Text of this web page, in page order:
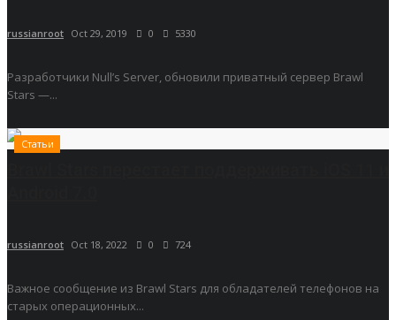
russianroot Oct 29, 2019 0 5330
Разработчики Null’s Server, обновили приватный сервер Brawl
Stars —...
Статьи
russianroot Oct 18, 2022 0 724
Важное сообщение из Brawl Stars для обладателей телефонов на
старых операционных...